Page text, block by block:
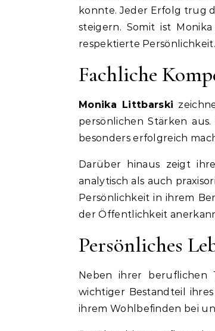
konnte. Jeder Erfolg trug
steigern. Somit ist
respektierte Persönlichkeit.
Fachliche
Monika Littbarski
persönlichen Stärken
besonders erfolgreich
Darüber hinaus zeigt
analytisch als auch
Persönlichkeit in ihrem
der Öffentlichkeit
Persönliches
Neben ihrer beruflichen
wichtiger Bestandteil
ihrem Wohlbefinden bei